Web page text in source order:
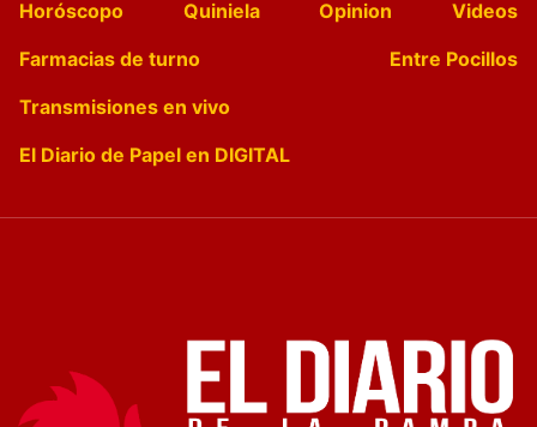
Horóscopo
Quiniela Opinion
Videos
Farmacias de turno
Entre Pocillos
Transmisiones en vivo
El Diario de Papel en DIGITAL